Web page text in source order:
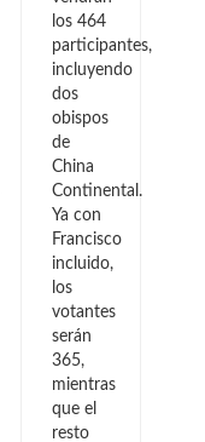
los 464
participantes,
incluyendo
dos
obispos
de
China
Continental.
Ya con
Francisco
incluido,
los
votantes
serán
365,
mientras
que el
resto